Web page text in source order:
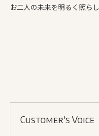
お二人の未来を明るく照ら
Customer's Voice